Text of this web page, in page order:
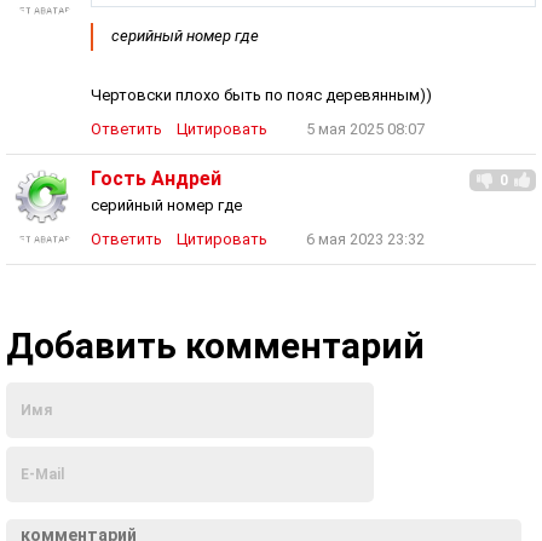
серийный номер где
Чертовски плохо быть по пояс деревянным))
Ответить
Цитировать 5 мая 2025 08:07
0
Гость Андрей
серийный номер где
Ответить
Цитировать 6 мая 2023 23:32
Добавить комментарий